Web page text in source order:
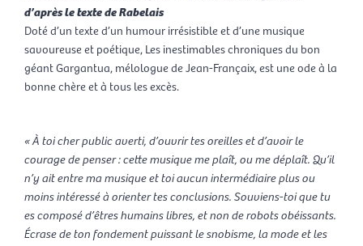
d’après le texte de Rabelais
Doté d’un texte d’un humour irrésistible et d’une musique
savoureuse et poétique, Les inestimables chroniques du bon
géant Gargantua, mélologue de Jean-Françaix, est une ode à la
bonne chère et à tous les excès.
« À toi cher public averti, d’ouvrir tes oreilles et d’avoir le
courage de penser : cette musique me plaît, ou me déplaît. Qu’il
n’y ait entre ma musique et toi aucun intermédiaire plus ou
moins intéressé à orienter tes conclusions. Souviens-toi que tu
es composé d’êtres humains libres, et non de robots obéissants.
Écrase de ton fondement puissant le snobisme, la mode et les